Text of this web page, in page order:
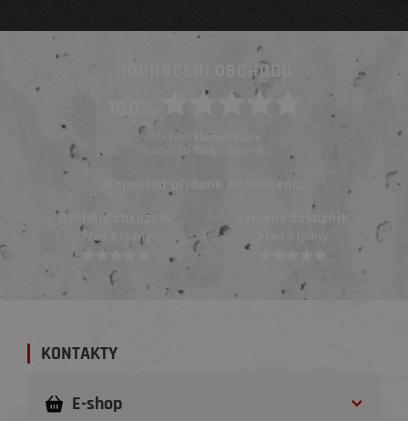
HODNOCENÍ OBCHODU
Obchod ElementStore
hodnotilo
Naposled přidané hodnocení::
Ověřený zákazník
Před 3 týdny
KONTAKTY
E-shop